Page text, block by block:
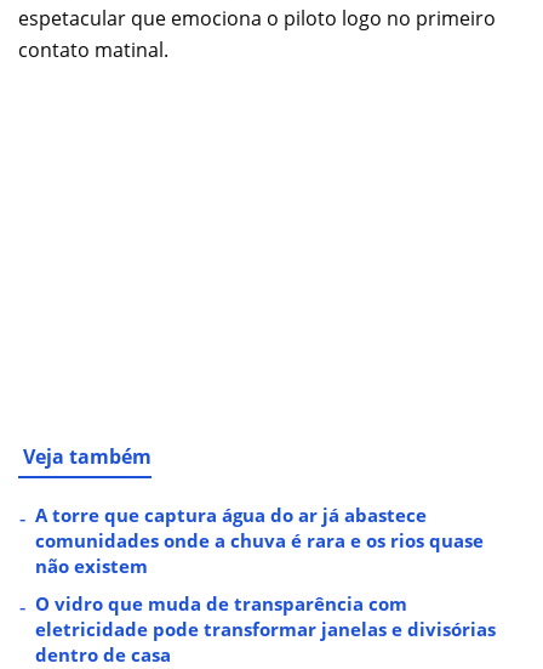
espetacular que emociona o piloto logo no primeiro
contato matinal.
Veja também
A torre que captura água do ar já abastece
comunidades onde a chuva é rara e os rios quase
não existem
O vidro que muda de transparência com
eletricidade pode transformar janelas e divisórias
dentro de casa